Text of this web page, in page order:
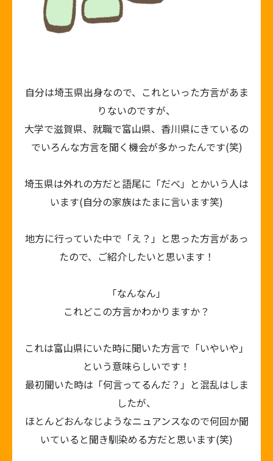
自分は埼玉県出身なので、これといった方言があま
りないのですが、
大学で滋賀県、就職で富山県、香川県にきているの
でいろんな方言を聞く機会が多かったんです(笑)
埼玉県は外れの方だと語尾に「だべ」とかいう人は
います(自分の家族はたまに言います笑)
地方に行っていた中で「え？」と思った方言があっ
たので、ご紹介したいと思います！
「なんなん」
これどこの方言かわかりますか？
これは富山県にいた時に聞いた方言で「いやいや」
という意味らしいです！
最初聞いた時は「何言ってるんだ？」と混乱はしま
したが、
ほとんどおんなじようなニュアンスなので何回か聞
いていると聞き馴染める方だと思います(笑)